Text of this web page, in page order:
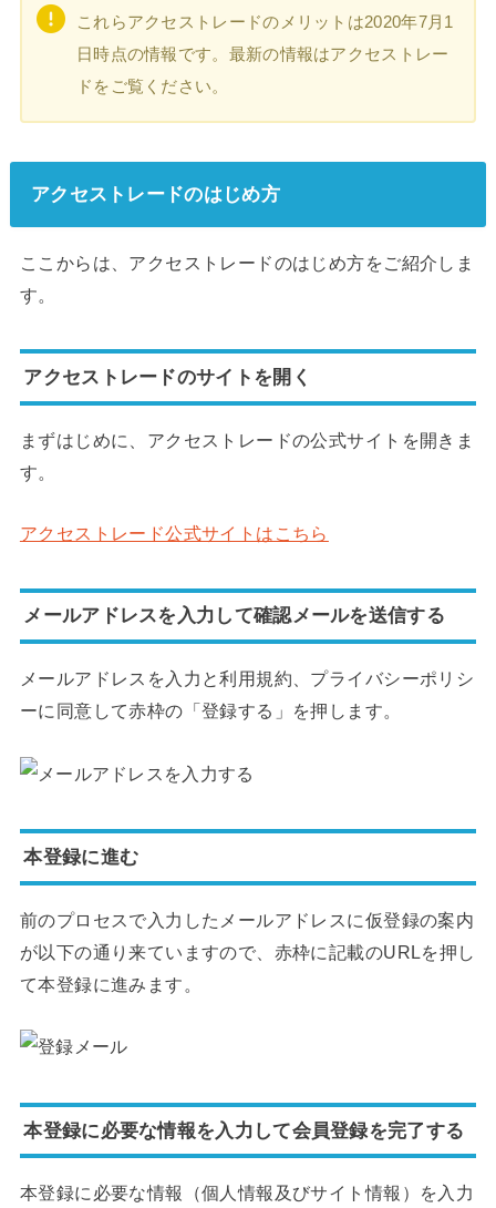
これらアクセストレードのメリットは2020年7月1
日時点の情報です。最新の情報はアクセストレー
ドをご覧ください。
アクセストレードのはじめ方
ここからは、アクセストレードのはじめ方をご紹介しま
す。
アクセストレードのサイトを開く
まずはじめに、アクセストレードの公式サイトを開きま
す。
アクセストレード公式サイトはこちら
メールアドレスを入力して確認メールを送信する
メールアドレスを入力と利用規約、プライバシーポリシ
ーに同意して赤枠の「登録する」を押します。
本登録に進む
前のプロセスで入力したメールアドレスに仮登録の案内
が以下の通り来ていますので、赤枠に記載のURLを押し
て本登録に進みます。
本登録に必要な情報を入力して会員登録を完了する
本登録に必要な情報（個人情報及びサイト情報）を入力